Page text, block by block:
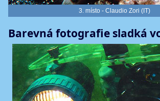
3. místo - Claudio Zori (IT)
Barevná fotografie sladká